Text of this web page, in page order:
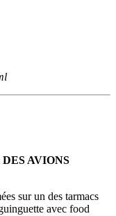
AVIONS
sur un des tarmacs
avec food